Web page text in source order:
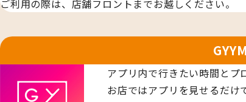
ご利用の際は、店舗フロントまでお越しください。
アプリ内で行きたい時間とプ
お店ではアプリを見せるだけ